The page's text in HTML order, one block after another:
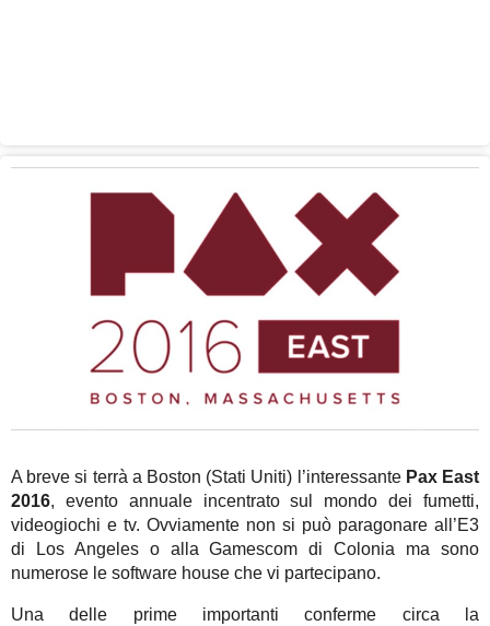
A breve si terrà a Boston (Stati Uniti) l’interessante Pax East
2016, evento annuale incentrato sul mondo dei fumetti,
videogiochi e tv. Ovviamente non si può paragonare all’E3
di Los Angeles o alla Gamescom di Colonia ma sono
numerose le software house che vi partecipano.
Una delle prime importanti conferme circa la